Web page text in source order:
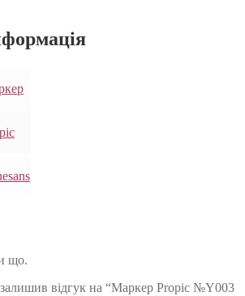
що.
відгук на “Маркер Propic №Y003